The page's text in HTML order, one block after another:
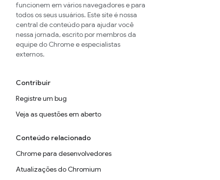
funcionem em vários navegadores e para
todos os seus usuários. Este site é nossa
central de conteúdo para ajudar você
nessa jornada, escrito por membros da
equipe do Chrome e especialistas
externos.
Contribuir
Registre um bug
Veja as questões em aberto
Conteúdo relacionado
Chrome para desenvolvedores
Atualizações do Chromium